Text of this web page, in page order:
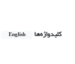
کلیدواژه‌ها English